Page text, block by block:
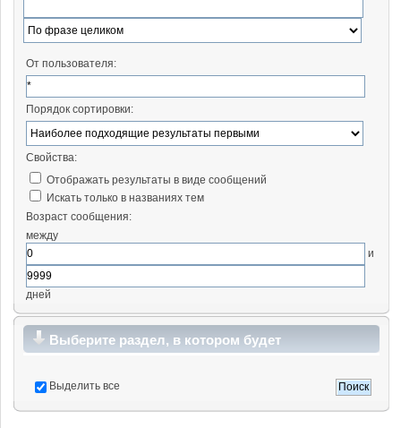
От пользователя:
Порядок сортировки:
Свойства:
Отображать результаты в виде сообщений
Искать только в названиях тем
Возраст сообщения:
между
и
дней
Выберите раздел, в котором будет
Выделить все